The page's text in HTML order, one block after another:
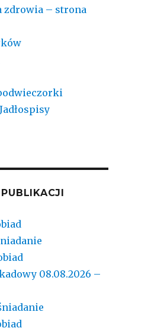
zdrowia – strona
08.08.2026 –